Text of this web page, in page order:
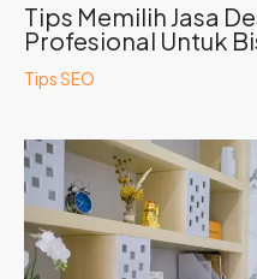
Tips Memilih Jasa
Profesional Untuk
Tips SEO